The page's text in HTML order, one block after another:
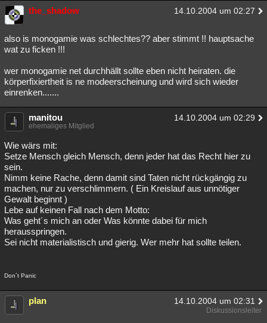
the_shadow 14.10.2004 um 02:27
also is monogamie was schlechtes?? aber stimmt !! hauptsache
wat zu ficken !!!
wer monogamie net durchhällt sollte eben nicht heiraten. die
körperfixiertheit is ne modeerscheinung und wird sich wieder
einrenken.......
manitou 14.10.2004 um 02:29
ehemaliges Mitglied
Wie wärs mit:
Setze Mensch gleich Mensch, denn jeder hat das Recht hier zu
sein.
Nimm keine Rache, denn damit sind Taten nicht rückgängig zu
machen, nur zu verschlimmern. ( Ein Kreislauf aus unnötiger
Gewalt beginnt )
Lebe auf keinen Fall nach dem Motto:
Was geht´s mich an oder Was könnte dabei für mich
herausspringen.
Sei nicht materialistisch und gierig. Wer mehr hat sollte teilen.
Don´t Panic
plan 14.10.2004 um 02:31
Diskussionsleiter